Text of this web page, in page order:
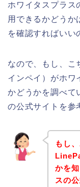
ホワイタスプラス
用できるかどうか
を確認すればいい
なので、もし、こ
インペイ）がホワ
かどうかを調べて
の公式サイトを参
もし
かを
スの